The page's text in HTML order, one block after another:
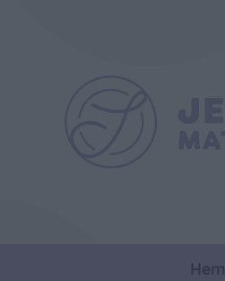
Hem